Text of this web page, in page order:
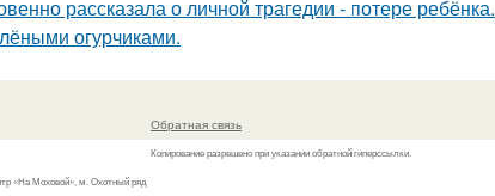
рассказала о личной трагедии - потере ребёнка.
огурчиками.
«На Моховой», м. Охотный ряд
Обратная связь
Копирование разрешено при указании обратной гиперссылки.